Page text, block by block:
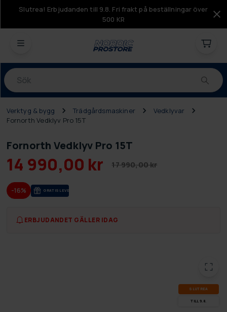
Slutrea! Erbjudanden till 9.8. Fri frakt på beställningar över
500 KR
Produkter
Verktyg & bygg Trädgårdsmaskiner
Vedklyvar
Fornorth Vedklyv Pro 15T
Fornorth Vedklyv Pro 15T
14 990,00 kr 17 990,00 kr
-16% GRA­TIS LE­VE­RANS
ERBJUDANDET GÄLLER IDAG
SLUT­REA
TILL 9.8.